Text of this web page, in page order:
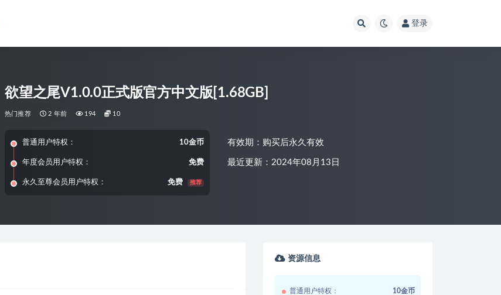
登录
欲望之尾V1.0.0正式版官方中文版[1.68GB]
热门推荐 2 年前 194 10
普通用户特权： 10金币
年度会员用户特权： 免费
永久至尊会员用户特权： 免费 推荐
有效期：购买后永久有效
最近更新：2024年08月13日
资源信息
普通用户特权： 10金币